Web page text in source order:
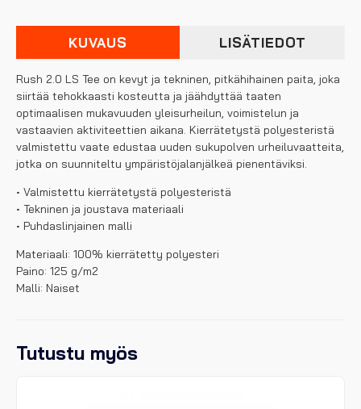
KUVAUS LISÄTIEDOT
Rush 2.0 LS Tee on kevyt ja tekninen, pitkähihainen paita, joka
siirtää tehokkaasti kosteutta ja jäähdyttää taaten
optimaalisen mukavuuden yleisurheilun, voimistelun ja
vastaavien aktiviteettien aikana. Kierrätetystä polyesteristä
valmistettu vaate edustaa uuden sukupolven urheiluvaatteita,
jotka on suunniteltu ympäristöjalanjälkeä pienentäviksi.
• Valmistettu kierrätetystä polyesteristä
• Tekninen ja joustava materiaali
• Puhdaslinjainen malli
Materiaali: 100% kierrätetty polyesteri
Paino: 125 g/m2
Malli: Naiset
Tutustu myös